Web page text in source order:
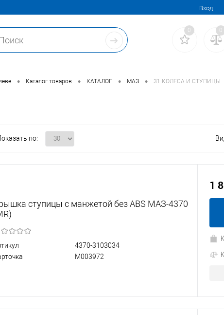
Вход
0 0
• Каталог товаров • КАТАЛОГ • МАЗ • 31.КОЛЕСА И СТУПИЦЫ
по:
ступицы с манжетой без ABS МАЗ-4370
4370-3103034
М003972
1